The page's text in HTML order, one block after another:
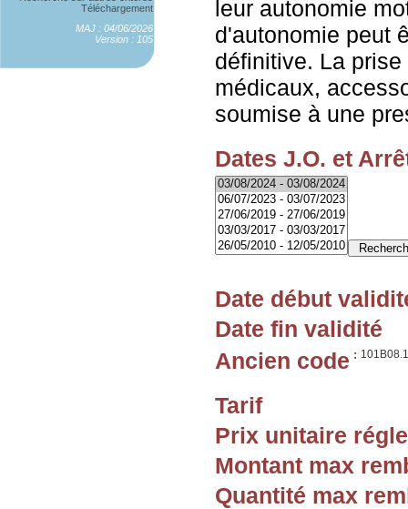
Téléchargement
MAJ : 04/06/2026
Version : 105
leur autonomie
d'autonomie peut
définitive. La
médicaux,
soumise à une
Dates J.O. et
Date début
Date fin validité
Ancien code : 101B08.1
Tarif
Prix unitaire
Montant max
Quantité max